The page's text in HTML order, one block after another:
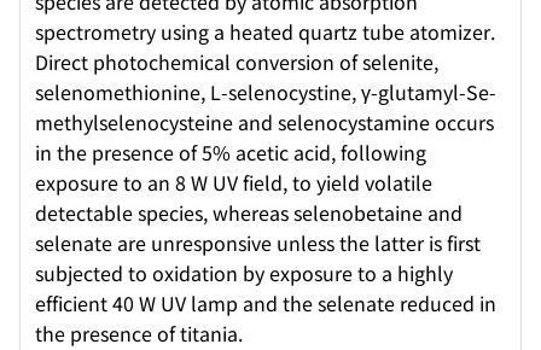
spectrometry using a heated quartz tube atomizer.
Direct photochemical conversion of selenite,
selenomethionine, L-selenocystine, γ-glutamyl-Se-
methylselenocysteine and selenocystamine occurs
in the presence of 5% acetic acid, following
exposure to an 8 W UV field, to yield volatile
detectable species, whereas selenobetaine and
selenate are unresponsive unless the latter is first
subjected to oxidation by exposure to a highly
efficient 40 W UV lamp and the selenate reduced in
the presence of titania.